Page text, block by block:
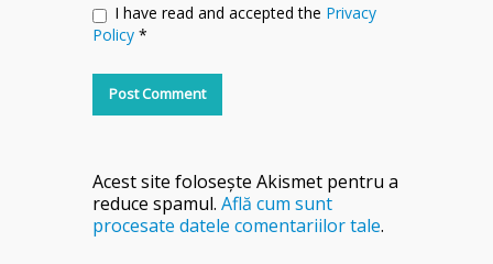
I have read and accepted the Privacy
Policy *
Acest site folosește Akismet pentru a
reduce spamul. Află cum sunt
procesate datele comentariilor tale.